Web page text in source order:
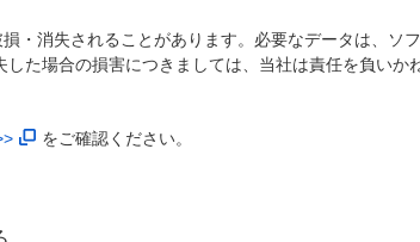
・消失されることがあります。必要なデータは、ソ
た場合の損害につきましては、当社は責任を負いか
をご確認ください。